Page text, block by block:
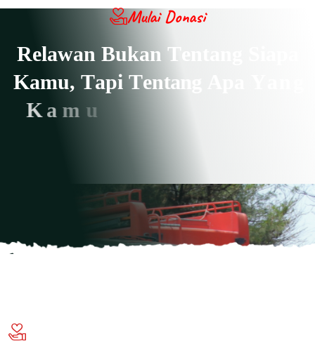
Mulai Donasi
Relawan Bukan T
Kamu, Tapi Tentan
Kamu L